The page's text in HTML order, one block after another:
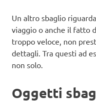
Un altro sbaglio
viaggio o anche il fatto
troppo veloce, non
dettagli. Tra questi ad
non solo.
Oggetti